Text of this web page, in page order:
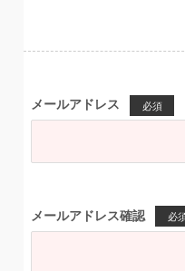
メールアドレス 必須
メールアドレス確認 必